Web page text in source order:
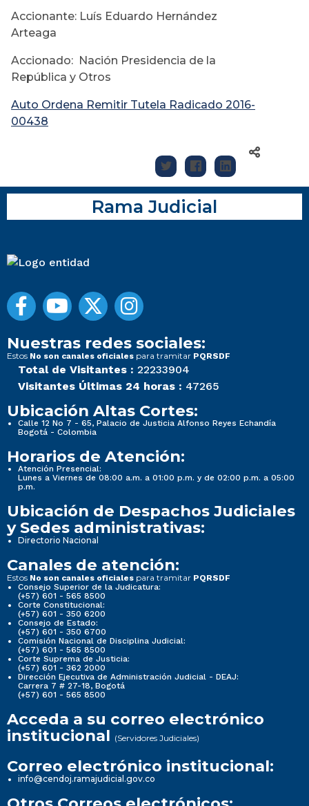
Accionante: Luís Eduardo Hernández
Arteaga
Accionado: Nación Presidencia de la
República y Otros
Auto Ordena Remitir Tutela Radicado 2016-
00438
Rama Judicial
Nuestras redes sociales:
Estos No son canales oficiales para tramitar PQRSDF
Total de Visitantes : 22233904
Visitantes Últimas 24 horas : 47265
Ubicación Altas Cortes:
Calle 12 No 7 - 65, Palacio de Justicia Alfonso Reyes Echandía
Bogotá - Colombia
Horarios de Atención:
Atención Presencial:
Lunes a Viernes de 08:00 a.m. a 01:00 p.m. y de 02:00 p.m. a 05:00
p.m.
Ubicación de Despachos Judiciales
y Sedes administrativas:
Directorio Nacional
Canales de atención:
Estos No son canales oficiales para tramitar PQRSDF
Consejo Superior de la Judicatura:
(+57) 601 - 565 8500
Corte Constitucional:
(+57) 601 - 350 6200
Consejo de Estado:
(+57) 601 - 350 6700
Comisión Nacional de Disciplina Judicial:
(+57) 601 - 565 8500
Corte Suprema de Justicia:
(+57) 601 - 362 2000
Dirección Ejecutiva de Administración Judicial - DEAJ:
Carrera 7 # 27-18, Bogotá
(+57) 601 - 565 8500
Acceda a su correo electrónico
institucional (Servidores Judiciales)
Correo electrónico institucional:
info@cendoj.ramajudicial.gov.co